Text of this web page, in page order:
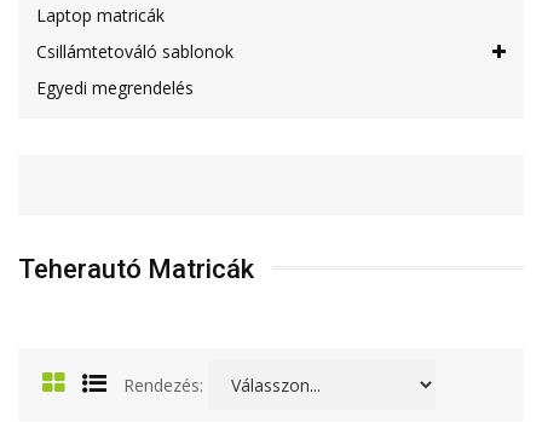
Laptop matricák
Csillámtetováló sablonok
Egyedi megrendelés
Teherautó Matricák
Rendezés: